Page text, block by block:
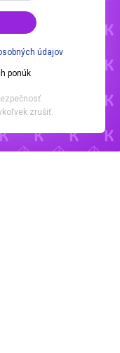
údajov
ponúk
zrušiť.